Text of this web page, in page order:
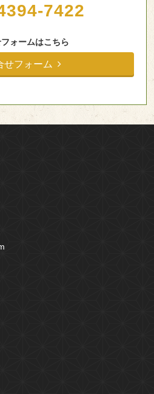
7422
ォームはこちら
せフォーム